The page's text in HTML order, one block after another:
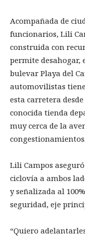
Acompañada de
funcionarios, Lili
construida con
permite desahogar,
bulevar Playa del
automovilistas
esta carretera
conocida tienda
muy cerca de la
congestionamientos.
Lili Campos
ciclovía a ambos
y señalizada al
seguridad, eje
“Quiero